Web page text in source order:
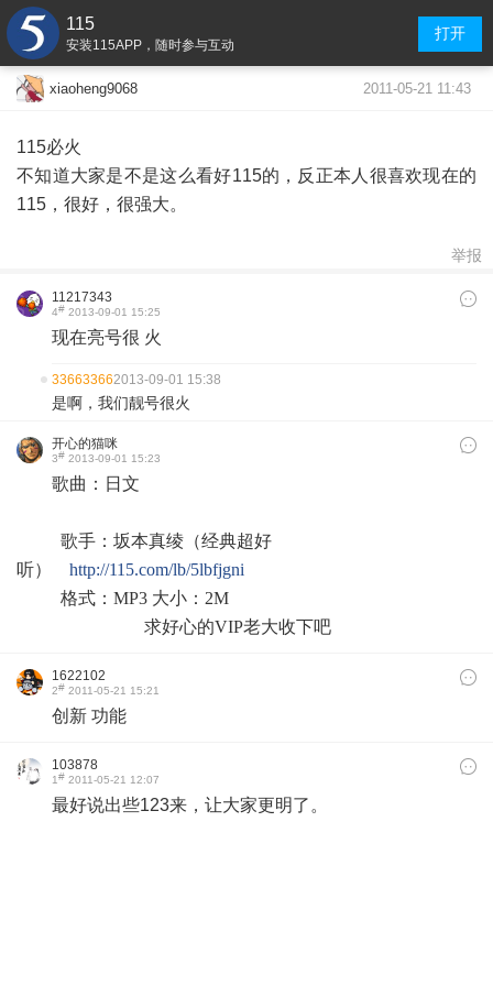
115
安装115APP，随时参与互动
打开
xiaoheng9068 2011-05-21 11:43
115必火
不知道大家是不是这么看好115的，反正本人很喜欢现在的
115，很好，很强大。
举报
11217343
4# 2013-09-01 15:25
现在亮号很 火​
336633662013-09-01 15:38
是啊，我们靓号很火
开心的猫咪
3# 2013-09-01 15:23
歌曲：日文
歌手：坂本真绫（经典超好
听） http://115.com/lb/5lbfjgni
格式：MP3 大小：2M
求好心的VIP老大收下吧
1622102
2# 2011-05-21 15:21
创新 功能
103878
1# 2011-05-21 12:07
最好说出些123来，让大家更明了。